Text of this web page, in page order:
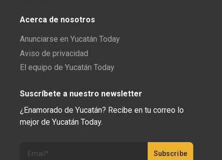
Acerca de nosotros
Anunciarse en Yucatán Today
Aviso de privacidad
El equipo de Yucatán Today
Suscríbete a nuestro newsletter
¿Enamorado de Yucatán? Recibe en tu correo lo
mejor de Yucatán Today.